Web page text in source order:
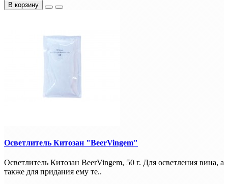
В корзину
Осветлитель Китозан "BeerVingem"
Осветлитель Китозан BeerVingem, 50 г. Для осветления вина, а
также для придания ему те..